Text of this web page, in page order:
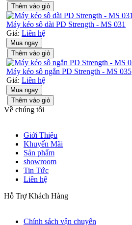
Thêm vào giỏ
Máy kéo sô dài PD Strength - MS 031
Giá: Liên hệ
Mua ngay
Thêm vào giỏ
Máy kéo sô ngắn PD Strength - MS 035
Giá: Liên hệ
Mua ngay
Thêm vào giỏ
Về chúng tôi
Giới Thiệu
Khuyến Mãi
Sản phẩm
showroom
Tin Tức
Liên hệ
Hỗ Trợ Khách Hàng
Chính sách vận chuyển